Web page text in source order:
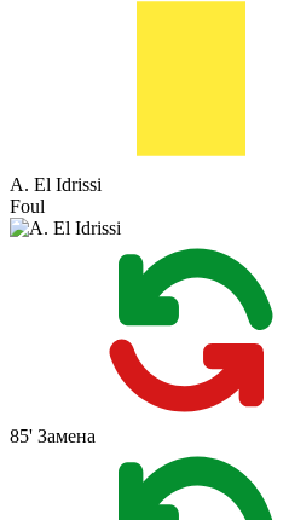
A. El Idrissi
Foul
85' Замена